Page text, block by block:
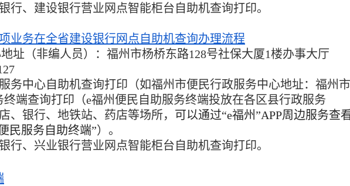
行、建设银行营业网点智能柜台自助机查询打印。
业务在全省建设银行网点自助机查询办理流程
址（非编人员）： 福州市杨桥东路128号社保大厦1楼办事大厅
务中心自助机查询打印 （如福州市便民行政服务中心地址：福州
终端查询打印（e福州便民 自助服务终端投放在各区县行政服务
、银行、地铁站、药店等场所， 可以通过“e福州”APP周边服务查
民服务自助终端”）。
行、兴业银行营业网点智能柜台自助机查询打印。